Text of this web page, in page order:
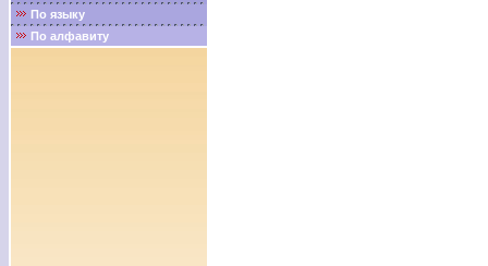
По языку
По алфавиту